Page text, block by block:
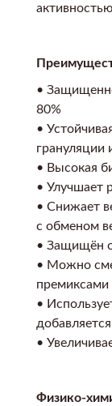
•
80%
•
грануляции
• Высокая
• Улучшает
• Снижает
с обменом
• Защищён
• Можно
премиксами
•
•
Физико-